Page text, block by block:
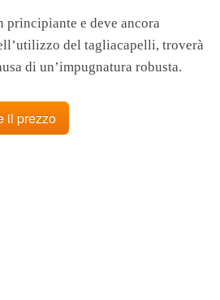
principiante e deve ancora
del tagliacapelli, troverà
di un’impugnatura robusta.
il prezzo